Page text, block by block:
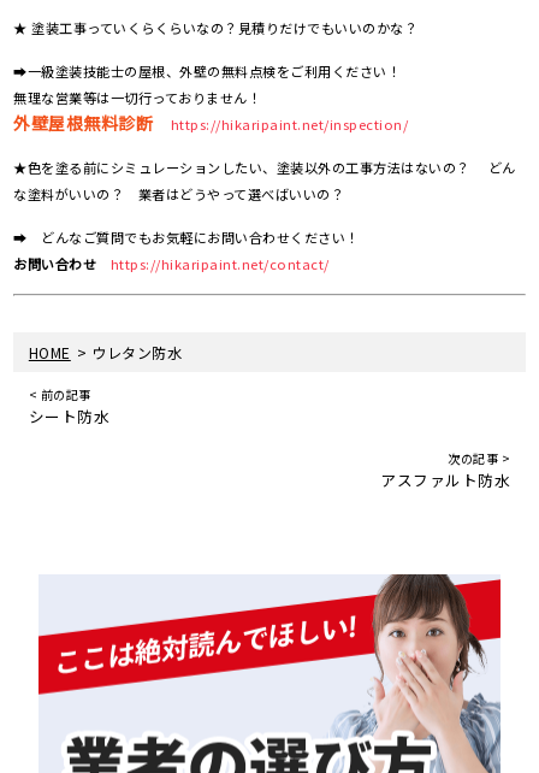
★ 塗装工事っていくらくらいなの？見積りだけでもいいのかな？
➡一級塗装技能士の屋根、外壁の無料点検をご利用ください！
無理な営業等は一切行っておりません！
外壁屋根無料診断 https://hikaripaint.net/inspection/
★色を塗る前にシミュレーションしたい、塗装以外の工事方法はないの？ どん
な塗料がいいの？ 業者はどうやって選べばいいの？
➡ どんなご質問でもお気軽にお問い合わせください！
お問い合わせ
https://hikaripaint.net/contact/
HOME > ウレタン防水
< 前の記事
シート防水
次の記事 >
アスファルト防水